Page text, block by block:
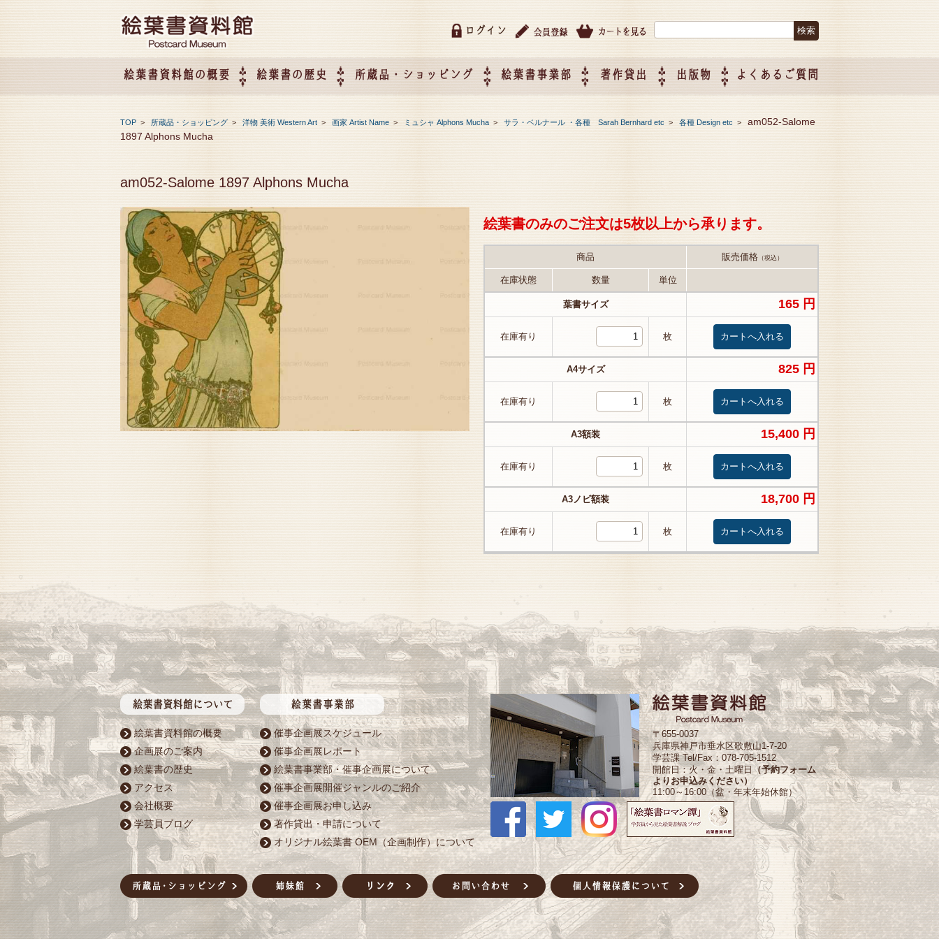
ログイン
絵葉書資料館の概要 絵葉書の歴史 所蔵品・ショッピング 絵葉書事業部
て
作）について
著作貸出 出版物 よくあるご質問
TOP > 所蔵品・ショッピング > 洋物 美術 Western Art > 画家 Artist Name > ミュシャ Alphons Mucha > サラ・ベルナール ・各種 Sarah Bernhard etc > 各種 Design etc > am052-Salome
1897 Alphons Mucha
am052-Salome 1897 Alphons Mucha
絵葉書のみのご注文は5枚以上から承ります。
商品 販売価格（税込）
在庫状態 数量 単位
葉書サイズ 165 円
在庫有り 枚
A4サイズ 825 円
在庫有り 枚
A3額装 15,400 円
在庫有り 枚
A3ノビ額装 18,700 円
在庫有り 枚
絵葉書資料館の概要
企画展のご案内
絵葉書の歴史
アクセス
会社概要
学芸員ブログ
催事企画展スケジュール
催事企画展レポート
絵葉書事業部・催事企画展について
催事企画展開催ジャンルのご紹介
催事企画展お申し込み
著作貸出・申請について
オリジナル絵葉書 OEM（企画制作）について
〒655-0037
兵庫県神戸市垂水区歌敷山1-7-20
学芸課 Tel/Fax：078-705-1512
開館日：火・金・土曜日 （予約フォーム
よりお申込みください）
11:00～16:00（盆・年末年始休館）